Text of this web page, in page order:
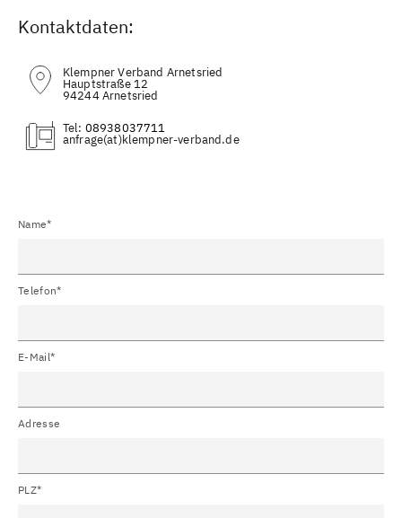
Kontaktdaten:
Klempner Verband Arnetsried
Hauptstraße 12
94244 Arnetsried
Tel: 08938037711
(at)
Name*
Telefon*
E-Mail*
Adresse
PLZ*